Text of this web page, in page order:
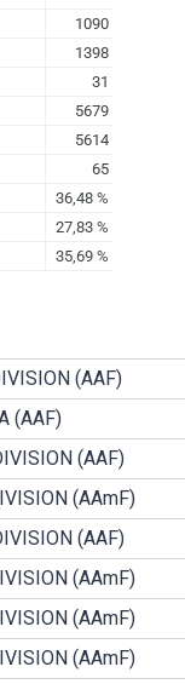
(AAF)
(AAF)
(AAF)
(AAmF)
(AAF)
(AAmF)
(AAmF)
(AAmF)